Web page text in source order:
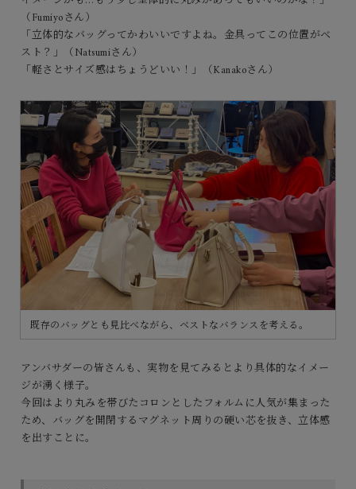
（Fumiyoさん）
「立体的なバッグってかわいいですよね。金具ってこの位置がベ
スト？」（Natsumiさん）
「軽さとサイズ感はちょうどいい！」（Kanakoさん）
既存のバッグとも見比べながら、ベストなバランスを考える。
アンバサダーの皆さんも、実物を見てみるとより具体的なイメー
ジが湧く様子。
今回はより丸みを帯びたコロンとしたフォルムに人気が集まった
ため、バッグを開閉するマグネット周りの硬い芯を抜き、立体感
を出すことに。